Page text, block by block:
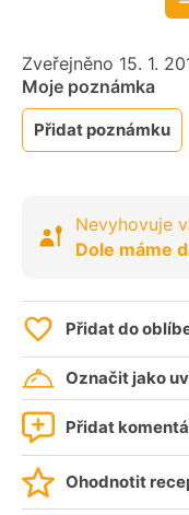
Zveřejněno 15. 1.
Moje poznámka
Přidat poznámku
Nevyhovuje
Dole máme
Přidat do
Označit jako
Přidat
Ohodnotit